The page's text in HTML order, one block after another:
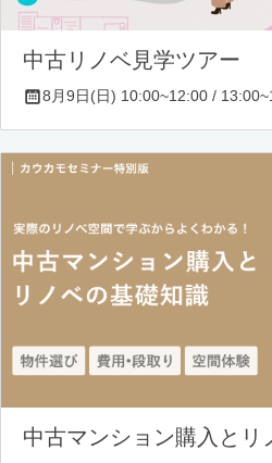
中古リノベ見学ツアー
8月9日(日) 10:00~12:00 /
中古マンション購入とリ